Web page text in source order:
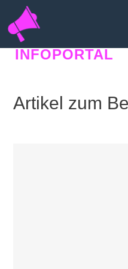
INFOPORTAL
Artikel zum